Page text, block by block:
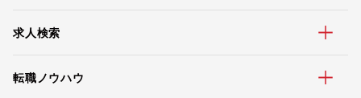
求人検索
転職ノウハウ